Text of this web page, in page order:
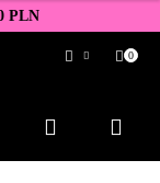
PLN
Zarejestruj się
zgłoszenie
0